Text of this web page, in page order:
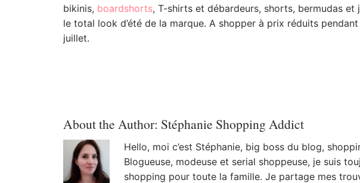
bikinis, boardshorts, T-shirts et débardeurs, shorts, bermudas et
le total look d’été de la marque. A shopper à prix réduits pendant
juillet.
About the Author: Stéphanie Shopping Addict
Hello, moi c’est Stéphanie, big boss du blog,
Blogueuse, modeuse et serial shoppeuse, je suis
shopping pour toute la famille. Je partage mes